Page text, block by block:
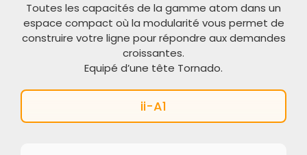
Toutes les capacités de la gamme atom dans un
espace compact où la modularité vous permet de
construire votre ligne pour répondre aux demandes
croissantes.
Equipé d’une tête Tornado.
ii-A1